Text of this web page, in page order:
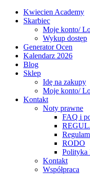
Kwiecien Academy
Skarbiec
Moje konto/
Wykup dostęp
Generator Ocen
Kalendarz 2026
Blog
Sklep
Idę na zakupy
Moje konto/
Kontakt
Noty prawne
FAQ i
RODO
Polityka
Kontakt
Współpraca